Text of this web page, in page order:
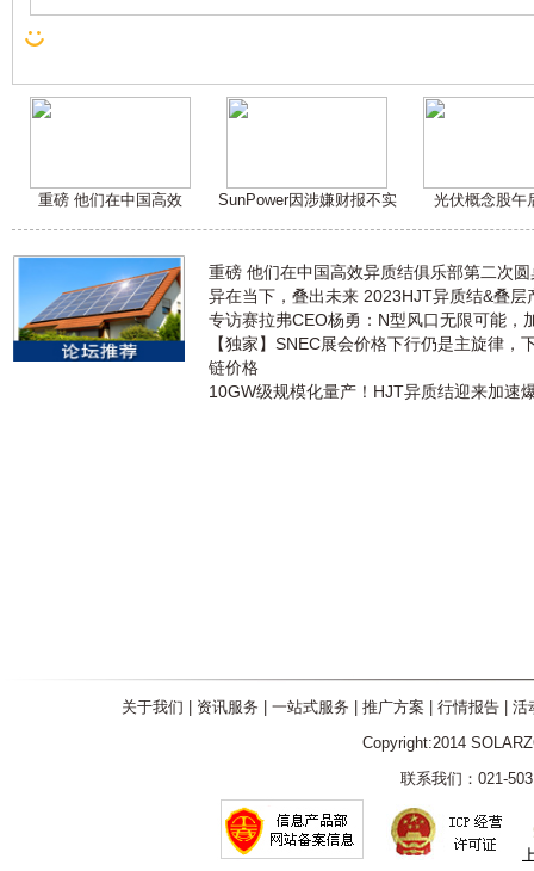
重磅 他们在中国高效 SunPower因涉嫌财报不实 光伏概念股午
重磅 他们在中国高效异质结俱乐部第二次
异在当下，叠出未来 2023HJT异质结&叠层
专访赛拉弗CEO杨勇：N型风口无限可能，
【独家】SNEC展会价格下行仍是主旋律，
链价格
10GW级规模化量产！HJT异质结迎来加速
关于我们 资讯服务 一站式服务 推广方案 行情报告| 活
Copyright:2014
联系我们：021-